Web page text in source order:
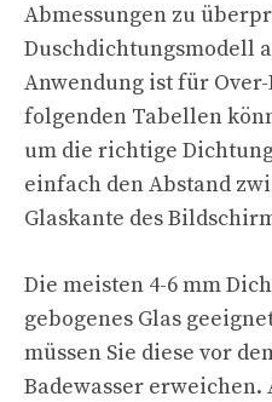
Abmessungen zu
Duschdichtungsmodell
Anwendung ist für
folgenden Tabellen
um die richtige
einfach den Abstand
Glaskante des
Die meisten 4-6 mm
gebogenes Glas
müssen Sie diese vor
Badewasser